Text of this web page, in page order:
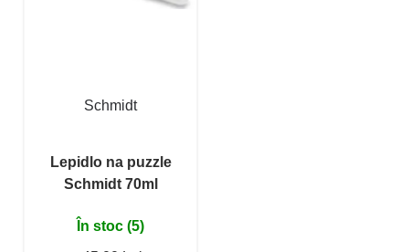
Schmidt
Lepidlo na puzzle
Schmidt 70ml
În stoc (5)